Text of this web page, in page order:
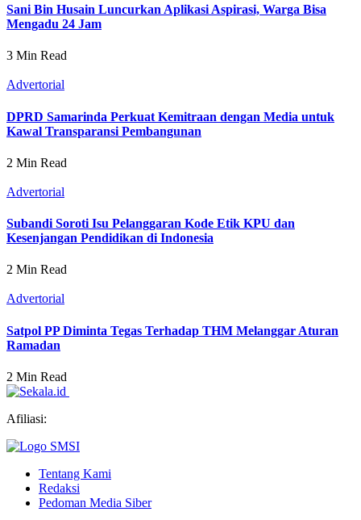
Sani Bin Husain Luncurkan Aplikasi Aspirasi, Warga Bisa
Mengadu 24 Jam
3 Min Read
Advertorial
DPRD Samarinda Perkuat Kemitraan dengan Media untuk
Kawal Transparansi Pembangunan
2 Min Read
Advertorial
Subandi Soroti Isu Pelanggaran Kode Etik KPU dan
Kesenjangan Pendidikan di Indonesia
2 Min Read
Advertorial
Satpol PP Diminta Tegas Terhadap THM Melanggar Aturan
Ramadan
2 Min Read
Afiliasi:
Tentang Kami
Redaksi
Pedoman Media Siber